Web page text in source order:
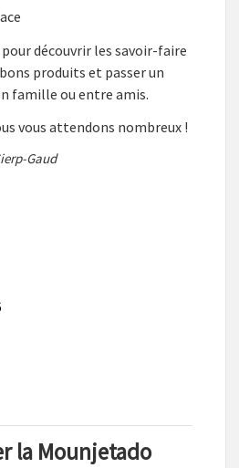
découvrir les savoir-faire
produits et passer un
famille ou entre amis.
vous attendons nombreux !
Gaud
la Mounjetado